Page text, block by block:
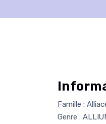
Famille :
Genre :